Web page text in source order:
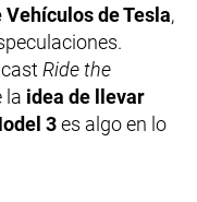
de Tesla,
Ride the
la idea de llevar
3es algo en lo